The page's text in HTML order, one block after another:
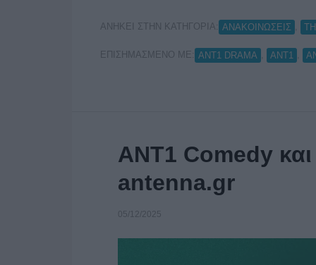
ΑΝΗΚΕΙ ΣΤΗΝ ΚΑΤΗΓΟΡΙΑ: ΑΝΑΚΟΙΝΩΣΕΙΣ
ΕΠΙΣΗΜΑΣΜΕΝΟ ΜΕ: ANT1 DRAMA ΑΝΤ1
ANT1 Comedy
antenna.gr
05/12/2025